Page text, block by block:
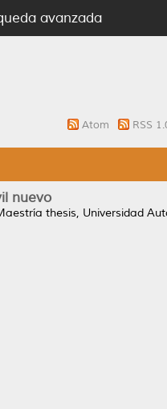
avanzada
Atom RSS
nuevo
thesis, Universidad